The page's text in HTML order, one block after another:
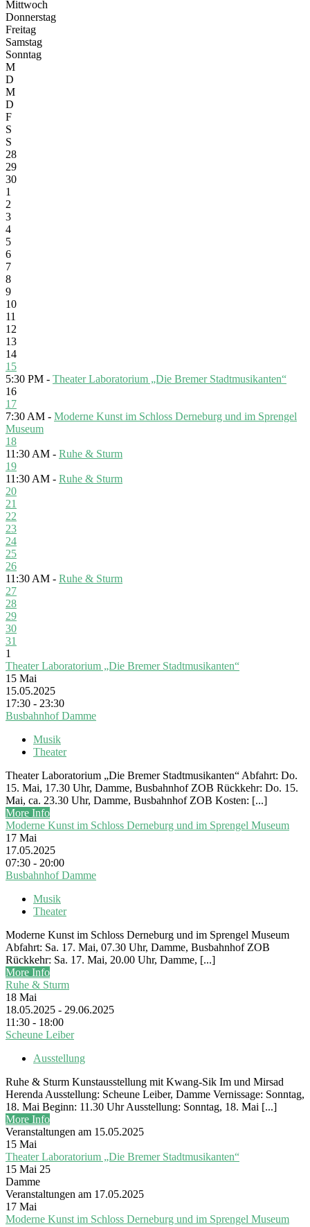
Mittwoch
Donnerstag
Freitag
Samstag
Sonntag
M
D
M
D
F
S
S
28
29
30
1
2
3
4
5
6
7
8
9
10
11
12
13
14
15
5:30 PM - Theater Laboratorium „Die Bremer Stadtmusikanten“
16
17
7:30 AM - Moderne Kunst im Schloss Derneburg und im Sprengel
Museum
18
11:30 AM - Ruhe & Sturm
19
11:30 AM - Ruhe & Sturm
20
21
22
23
24
25
26
11:30 AM - Ruhe & Sturm
27
28
29
30
31
1
Theater Laboratorium „Die Bremer Stadtmusikanten“
15 Mai
15.05.2025
17:30 - 23:30
Busbahnhof Damme
Musik
Theater
Theater Laboratorium „Die Bremer Stadtmusikanten“ Abfahrt: Do.
15. Mai, 17.30 Uhr, Damme, Busbahnhof ZOB Rückkehr: Do. 15.
Mai, ca. 23.30 Uhr, Damme, Busbahnhof ZOB Kosten: [...]
More Info
Moderne Kunst im Schloss Derneburg und im Sprengel Museum
17 Mai
17.05.2025
07:30 - 20:00
Busbahnhof Damme
Musik
Theater
Moderne Kunst im Schloss Derneburg und im Sprengel Museum
Abfahrt: Sa. 17. Mai, 07.30 Uhr, Damme, Busbahnhof ZOB
Rückkehr: Sa. 17. Mai, 20.00 Uhr, Damme, [...]
More Info
Ruhe & Sturm
18 Mai
18.05.2025 - 29.06.2025
11:30 - 18:00
Scheune Leiber
Ausstellung
Ruhe & Sturm Kunstausstellung mit Kwang-Sik Im und Mirsad
Herenda Ausstellung: Scheune Leiber, Damme Vernissage: Sonntag,
18. Mai Beginn: 11.30 Uhr Ausstellung: Sonntag, 18. Mai [...]
More Info
Veranstaltungen am 15.05.2025
15 Mai
Theater Laboratorium „Die Bremer Stadtmusikanten“
15 Mai 25
Damme
Veranstaltungen am 17.05.2025
17 Mai
Moderne Kunst im Schloss Derneburg und im Sprengel Museum